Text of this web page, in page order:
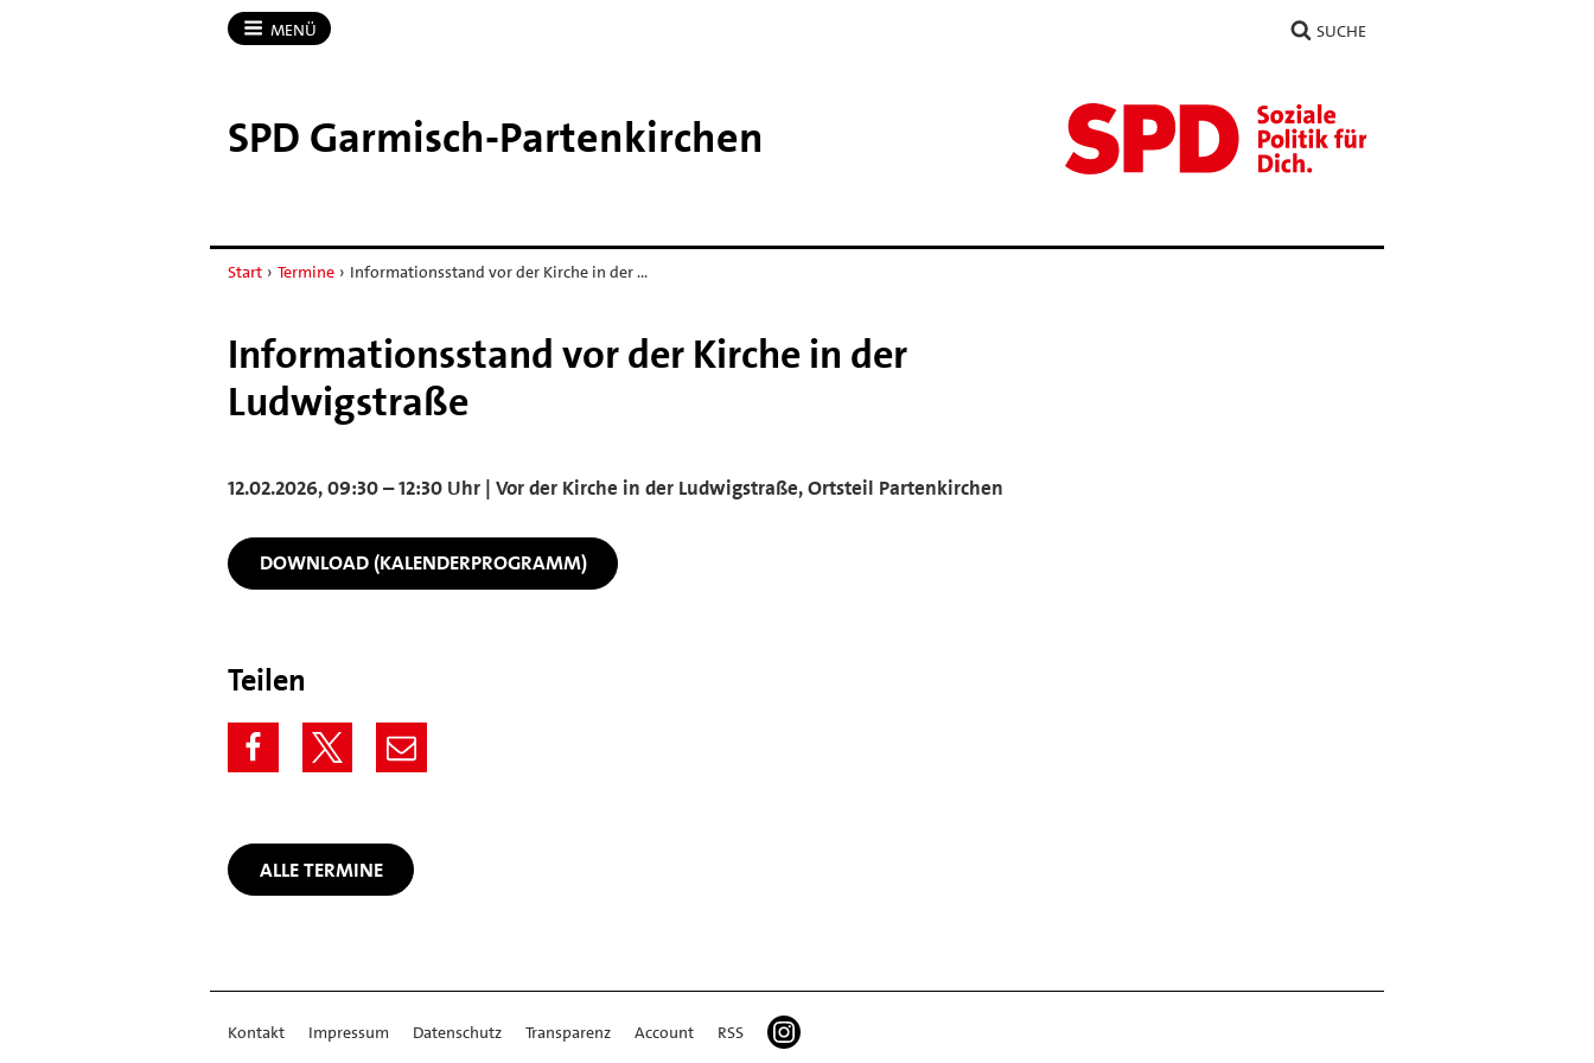
MENÜ SUCHE
SPD Garmisch-​Partenkirchen
Start › Termine › Informationsstand vor der Kirche in der …
Informationsstand vor der Kirche in der
Ludwigstraße
12.02.2026, 09:30 – 12:30 Uhr | Vor der Kirche in der Ludwigstraße, Ortsteil Partenkirchen
DOWNLOAD (KALENDERPROGRAMM)
Teilen
ALLE TERMINE
Kontakt Impressum Datenschutz Transparenz Account RSS